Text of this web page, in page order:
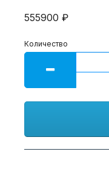
555900 ₽
Количество